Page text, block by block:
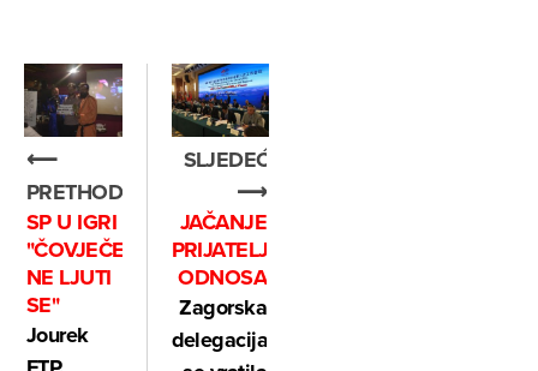
⟵
PRETHODNO
SP U IGRI
"ČOVJEČE,
NE LJUTI
SE"
Jourek
SLJEDEĆE
⟶
JAČANJE
PRIJATELJSKIH
ODNOSA
Zagorska
delegacija